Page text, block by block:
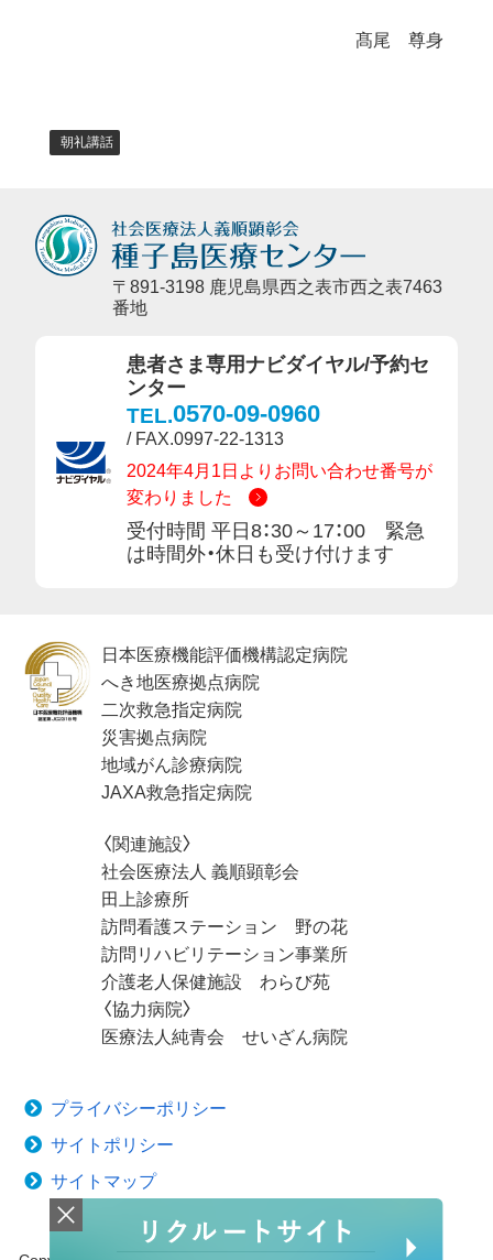
髙尾 尊身
朝礼講話
〒891-3198 鹿児島県西之表市西之表7463
番地
患者さま専用ナビダイヤル/予約セ
ンター
TEL.0570-09-0960
/ FAX.0997-22-1313
2024年4月1日よりお問い合わせ番号が
変わりました
受付時間 平日8：30～17：00 緊急
は時間外・休日も受け付けます
日本医療機能評価機構認定病院
へき地医療拠点病院
二次救急指定病院
災害拠点病院
地域がん診療病院
JAXA救急指定病院
〈関連施設〉
社会医療法人 義順顕彰会
田上診療所
訪問看護ステーション 野の花
訪問リハビリテーション事業所
介護老人保健施設 わらび苑
〈協力病院〉
医療法人純青会 せいざん病院
プライバシーポリシー
サイトポリシー
サイトマップ